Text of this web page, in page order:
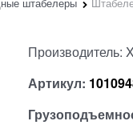
Производитель:
Артикул: